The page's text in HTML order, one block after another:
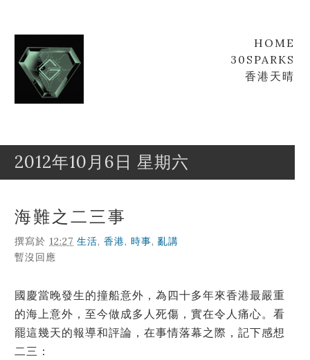
Goofyz
HOME
30SPARKS
香港天晴
2012年10月6日 星期六
海難之二三事
撰寫於 12:27 生活,香港,時事,亂講
暫沒回應
國慶當晚發生的撞船意外，為四十多年來香港最嚴重
的海上意外，至今做成多人死傷，實在令人痛心。看
罷這幾天的報導和評論，在事情落幕之際，記下感想
二三：